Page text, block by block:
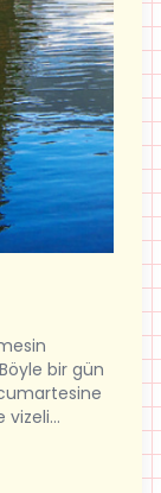
bir gün
vizeli